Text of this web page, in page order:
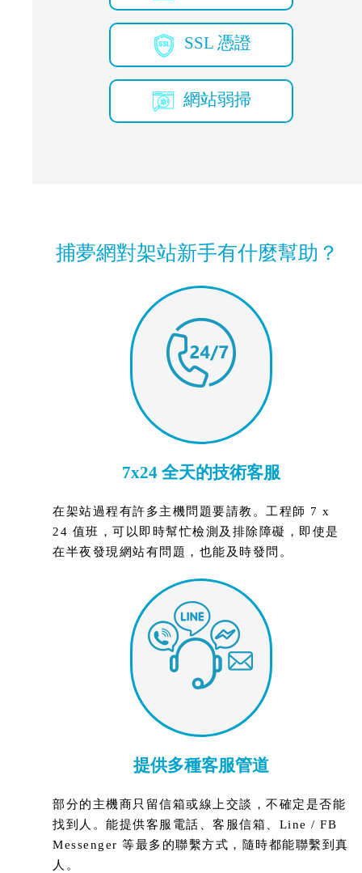
SSL 憑證
網站弱掃
捕夢網對架站新手有什麼幫助？
7x24 全天的技術客服
在架站過程有許多主機問題要請教。工程師 7 x
24 值班，可以即時幫忙檢測及排除障礙，即使是
在半夜發現網站有問題，也能及時發問。
提供多種客服管道
部分的主機商只留信箱或線上交談，不確定是否能
找到人。能提供客服電話、客服信箱、Line / FB
Messenger 等最多的聯繫方式，隨時都能聯繫到真
人。